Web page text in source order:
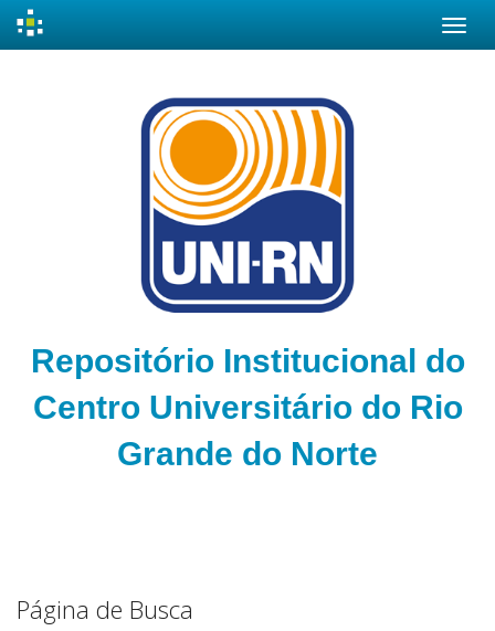
Repositório Institucional do
Centro Universitário do Rio
Grande do Norte
Página de Busca